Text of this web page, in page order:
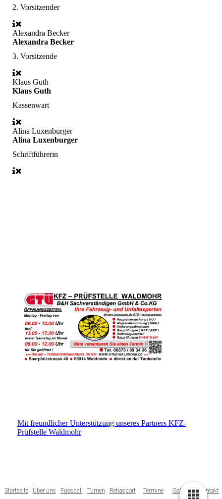
2. Vorsitzender
Alexandra Becker
Alexandra Becker
3. Vorsitzende
Klaus Guth
Klaus Guth
Kassenwart
Alina Luxenburger
Alina Luxenburger
Schriftführerin
Mit freundlicher Unterstützung unseres Partners KFZ-
Prüfstelle Waldmohr
Startseite Über uns Fussball Turnen Rehasport Termine Galerie Kontakt